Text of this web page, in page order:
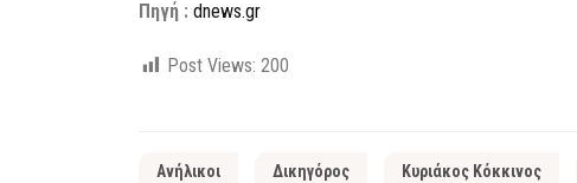
Πηγή : dnews.gr
Post Views: 200
Ανήλικοι Δικηγόρος Κυριάκος Κόκκινος